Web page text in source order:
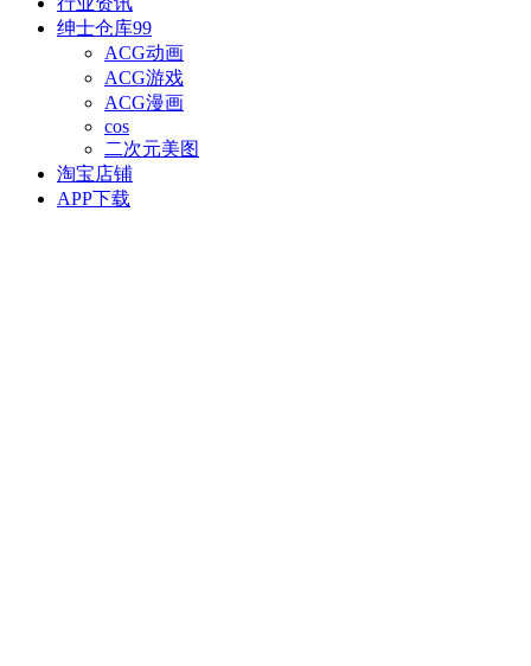
绅士仓库99
ACG动画
ACG游戏
ACG漫画
cos
二次元美图
淘宝店铺
APP下载